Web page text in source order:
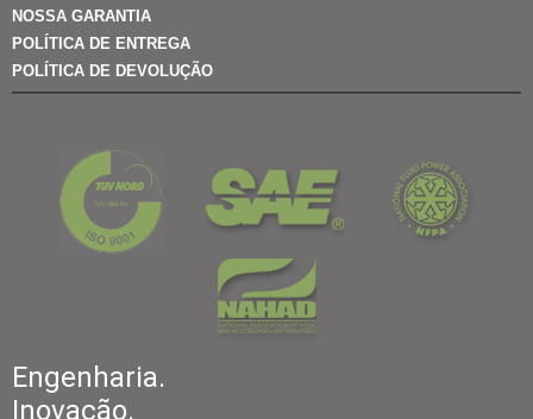
NOSSA GARANTIA
POLÍTICA DE ENTREGA
POLÍTICA DE DEVOLUÇÃO
Engenharia.
Inovação.